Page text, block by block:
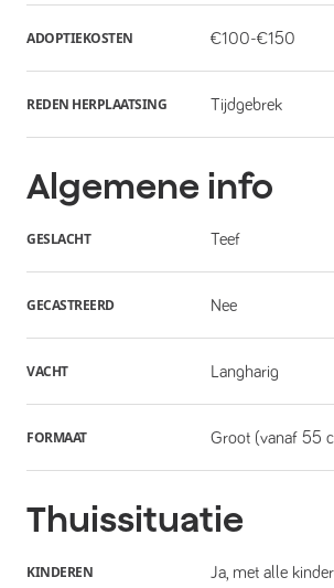
ADOPTIEKOSTEN €100-€150
REDEN HERPLAATSING Tijdgebrek
Algemene info
GESLACHT Teef
GECASTREERD Nee
VACHT Langharig
FORMAAT Groot (vanaf 55
Thuissituatie
KINDEREN Ja, met alle